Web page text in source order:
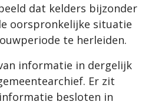
dat kelders bijzonder
oorspronkelijke situatie
te herleiden.
informatie in dergelijk
Er zit
besloten in